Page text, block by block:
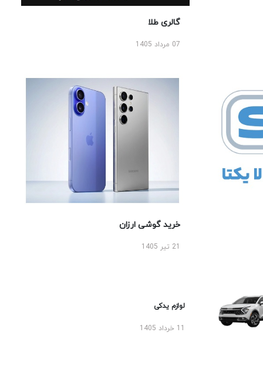
گالری طلا
07 مرداد 1405
خرید گوشی ارزان
لوازم یدکی